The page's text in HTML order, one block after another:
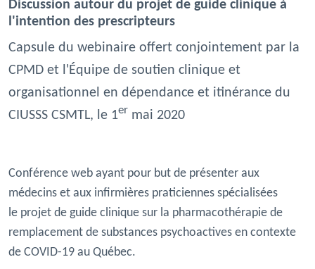
Discussion autour du projet de guide clinique à
l'intention des prescripteurs
Capsule du webinaire offert conjointement par la
CPMD et l'Équipe de soutien clinique et
organisationnel en dépendance et itinérance du
CIUSSS CSMTL, le 1er mai 2020
Conférence web ayant pour but de présenter aux
médecins et aux infirmières praticiennes spécialisées
le projet de guide clinique sur la pharmacothérapie de
remplacement de substances psychoactives en contexte
de COVID-19 au Québec.